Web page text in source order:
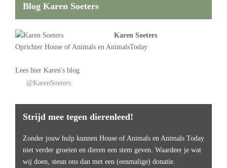
Blog Karen Soeters
Karen Soeters
Oprichter House of Animals en AnimalsToday
Lees hier Karen's blog
@KarenSoeters
Strijd mee tegen dierenleed!
Zonder jouw hulp kunnen House of Animals en Animals Today
niet verder groeien en dieren een stem geven. Waardeer je wat
wij doen, steun ons dan met een (eenmalige) donatie.